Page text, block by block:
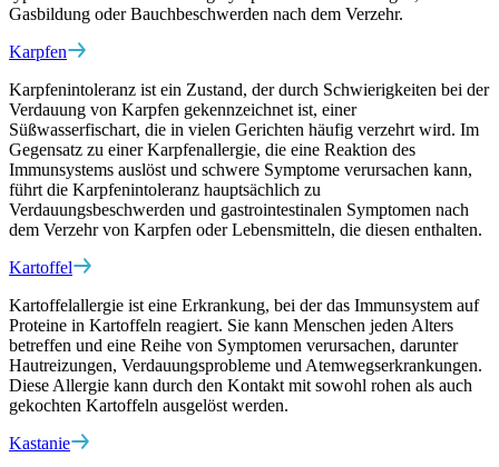
Gasbildung oder Bauchbeschwerden nach dem Verzehr.
Karpfen
Karpfenintoleranz ist ein Zustand, der durch Schwierigkeiten bei der
Verdauung von Karpfen gekennzeichnet ist, einer
Süßwasserfischart, die in vielen Gerichten häufig verzehrt wird. Im
Gegensatz zu einer Karpfenallergie, die eine Reaktion des
Immunsystems auslöst und schwere Symptome verursachen kann,
führt die Karpfenintoleranz hauptsächlich zu
Verdauungsbeschwerden und gastrointestinalen Symptomen nach
dem Verzehr von Karpfen oder Lebensmitteln, die diesen enthalten.
Kartoffel
Kartoffelallergie ist eine Erkrankung, bei der das Immunsystem auf
Proteine in Kartoffeln reagiert. Sie kann Menschen jeden Alters
betreffen und eine Reihe von Symptomen verursachen, darunter
Hautreizungen, Verdauungsprobleme und Atemwegserkrankungen.
Diese Allergie kann durch den Kontakt mit sowohl rohen als auch
gekochten Kartoffeln ausgelöst werden.
Kastanie